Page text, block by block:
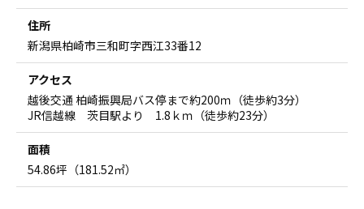
住所
新潟県柏崎市三和町字西江33番12
アクセス
越後交通 柏崎振興局バス停まで約200ｍ（徒歩約3分）
JR信越線 茨目駅より 1.8ｋｍ（徒歩約23分）
面積
54.86坪（181.52㎡）